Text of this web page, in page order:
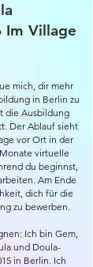
Im Village
mich, dir mehr
in Berlin zu
die Ausbildung
Der Ablauf sieht
vor Ort in der
virtuelle
du beginnst,
Am Ende
dich für die
zu bewerben.
Ich bin Gem,
und Doula-
in Berlin. Ich